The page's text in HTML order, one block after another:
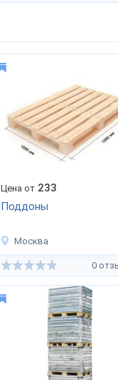
Цена от 233
Поддоны
Москва
0